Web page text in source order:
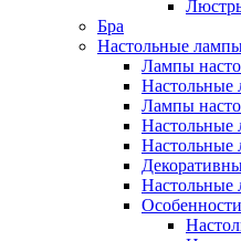
Бра
Настольные
Лампы
Настольные
Лампы
Настольные
Настольные
Настольные
Особенности